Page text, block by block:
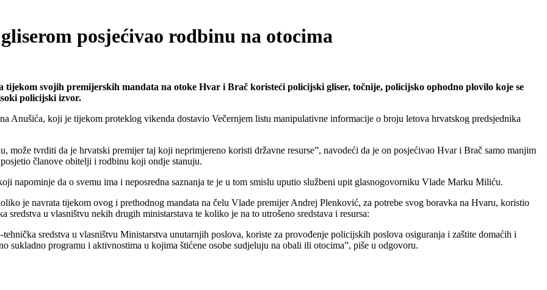
posjećivao rodbinu na otocima
svojih premijerskih mandata na otoke Hvar i Brač koristeći policijski gliser, točnije, policijsko ophodno plovilo koje se
policijski izvor.
Anušića, koji je tijekom proteklog vikenda dostavio Večernjem listu manipulativne informacije o broju letova hrvatskog predsjednika
može tvrditi da je hrvatski premijer taj koji neprimjereno koristi državne resurse”, navodeći da je on posjećivao Hvar i Brač samo manjim
članove obitelji i rodbinu koji ondje stanuju.
napominje da o svemu ima i neposredna saznanja te je u tom smislu uputio službeni upit glasnogovorniku Vlade Marku Miliću.
je navrata tijekom ovog i prethodnog mandata na čelu Vlade premijer Andrej Plenković, za potrebe svog boravka na Hvaru, koristio
u vlasništvu nekih drugih ministarstava te koliko je na to utrošeno sredstava i resursa:
sredstva u vlasništvu Ministarstva unutarnjih poslova, koriste za provođenje policijskih poslova osiguranja i zaštite domaćih i
sukladno programu i aktivnostima u kojima štićene osobe sudjeluju na obali ili otocima”, piše u odgovoru.